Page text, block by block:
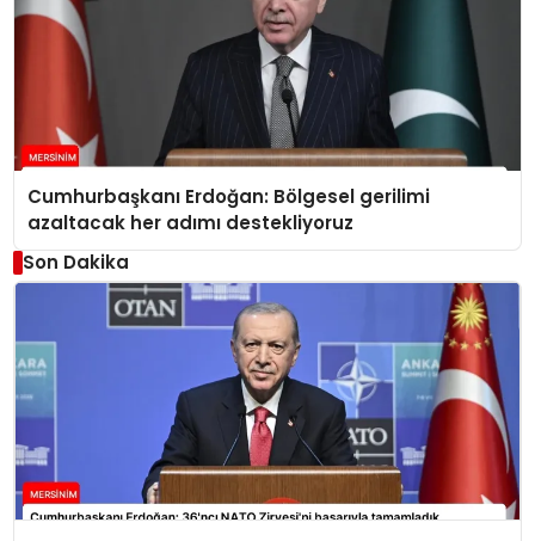
Cumhurbaşkanı Erdoğan: Bölgesel gerilimi
azaltacak her adımı destekliyoruz
Son Dakika